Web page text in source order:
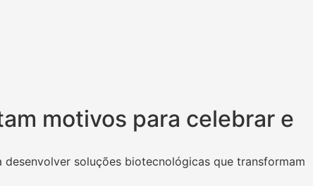
motivos para celebrar e
soluções biotecnológicas que transformam